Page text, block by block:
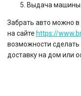
Выдача машины.
Забрать авто можно в
на сайте https://
возможности сделать
доставку на дом или